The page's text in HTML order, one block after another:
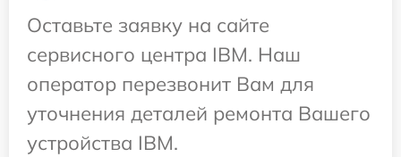
Оставьте заявку на сайте
сервисного центра IBM. Наш
оператор перезвонит Вам для
уточнения деталей ремонта Вашего
устройства IBM.